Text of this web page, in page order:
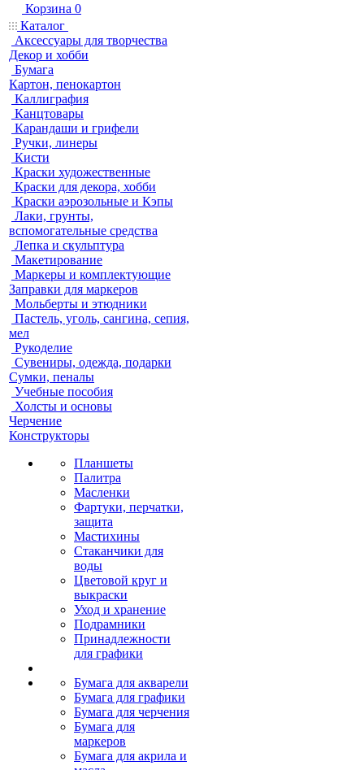
Корзина 0
Каталог
Аксессуары для творчества
Декор и хобби
Бумага
Картон, пенокартон
Каллиграфия
Канцтовары
Карандаши и грифели
Ручки, линеры
Кисти
Краски художественные
Краски для декора, хобби
Краски аэрозольные и Кэпы
Лаки, грунты,
вспомогательные средства
Лепка и скульптура
Макетирование
Маркеры и комплектующие
Заправки для маркеров
Мольберты и этюдники
Пастель, уголь, сангина, сепия,
мел
Рукоделие
Сувениры, одежда, подарки
Сумки, пеналы
Учебные пособия
Холсты и основы
Черчение
Конструкторы
Планшеты
Палитра
Масленки
Фартуки, перчатки,
защита
Мастихины
Стаканчики для
воды
Цветовой круг и
выкраски
Уход и хранение
Подрамники
Принадлежности
для графики
Бумага для акварели
Бумага для графики
Бумага для черчения
Бумага для
маркеров
Бумага для акрила и